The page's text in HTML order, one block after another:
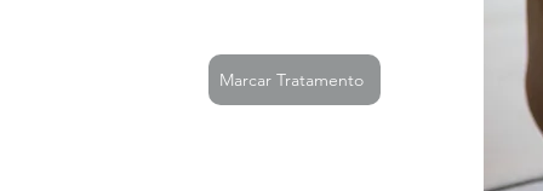
Marcar Tratamento